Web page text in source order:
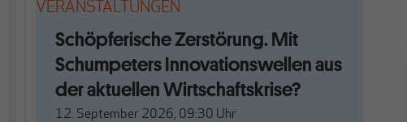
VERANSTALTUNGEN
Schöpferische Zerstörung. Mit
Schumpeters Innovationswellen aus
der aktuellen Wirtschaftskrise?
12. September 2026, 09:30 Uhr